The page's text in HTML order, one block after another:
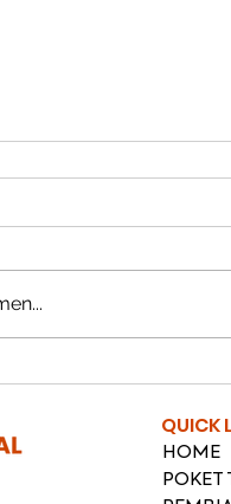
Selangorku:
Milik di Selangor
QUICK
HOME
POKET